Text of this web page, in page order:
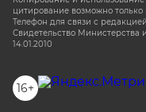
цитирование возможно
Телефон для связи с
Свидетельство
14.01.2010
16+